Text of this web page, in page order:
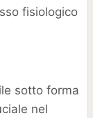
fisiologico
sotto forma
nel